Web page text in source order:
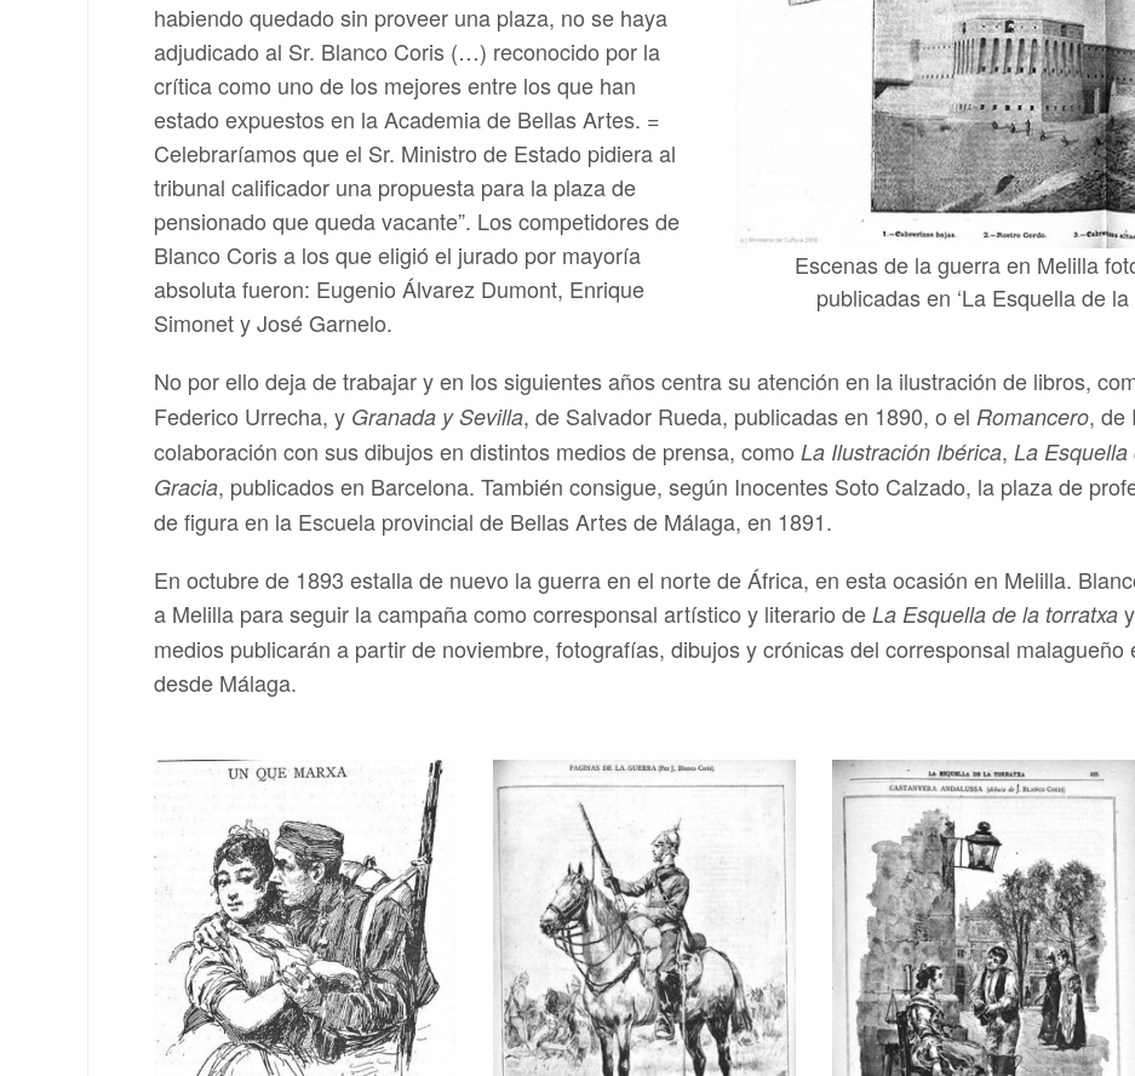
Escenas de la guerra en Melilla
publicadas en ‘La Esquella de
habiendo quedado sin proveer una plaza, no se haya
adjudicado al Sr. Blanco Coris (…) reconocido por la
crítica como uno de los mejores entre los que han
estado expuestos en la Academia de Bellas Artes. =
Celebraríamos que el Sr. Ministro de Estado pidiera al
tribunal calificador una propuesta para la plaza de
pensionado que queda vacante”. Los competidores de
Blanco Coris a los que eligió el jurado por mayoría
absoluta fueron: Eugenio Álvarez Dumont, Enrique
Simonet y José Garnelo.
No por ello deja de trabajar y en los siguientes años centra su atención en la ilustración de libros,
Federico Urrecha, y Granada y Sevilla, de Salvador Rueda, publicadas en 1890, o el Romancero, de
colaboración con sus dibujos en distintos medios de prensa, como La Ilustración Ibérica, La Esquella
Gracia, publicados en Barcelona. También consigue, según Inocentes Soto Calzado, la plaza de
de figura en la Escuela provincial de Bellas Artes de Málaga, en 1891.
En octubre de 1893 estalla de nuevo la guerra en el norte de África, en esta ocasión en Melilla.
a Melilla para seguir la campaña como corresponsal artístico y literario de La Esquella de la torratxa y
medios publicarán a partir de noviembre, fotografías, dibujos y crónicas del corresponsal
desde Málaga.